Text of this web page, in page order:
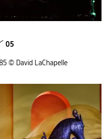
05
© David LaChapelle